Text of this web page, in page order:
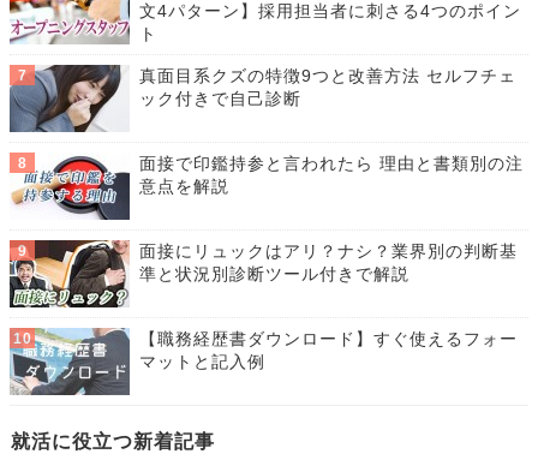
文4パターン】採用担当者に刺さる4つのポイン
ト
真面目系クズの特徴9つと改善方法 セルフチェ
ック付きで自己診断
面接で印鑑持参と言われたら 理由と書類別の注
意点を解説
面接にリュックはアリ？ナシ？業界別の判断基
準と状況別診断ツール付きで解説
【職務経歴書ダウンロード】すぐ使えるフォー
マットと記入例
就活に役立つ新着記事